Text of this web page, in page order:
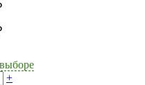
+